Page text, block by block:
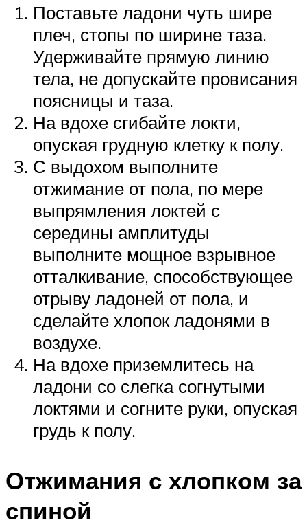
Поставьте ладони чуть шире
плеч, стопы по ширине таза.
Удерживайте прямую линию
тела, не допускайте провисания
поясницы и таза.
На вдохе сгибайте локти,
опуская грудную клетку к полу.
С выдохом выполните
отжимание от пола, по мере
выпрямления локтей с
середины амплитуды
выполните мощное взрывное
отталкивание, способствующее
отрыву ладоней от пола, и
сделайте хлопок ладонями в
воздухе.
На вдохе приземлитесь на
ладони со слегка согнутыми
локтями и согните руки, опуская
грудь к полу.
Отжимания с хлопком за
спиной